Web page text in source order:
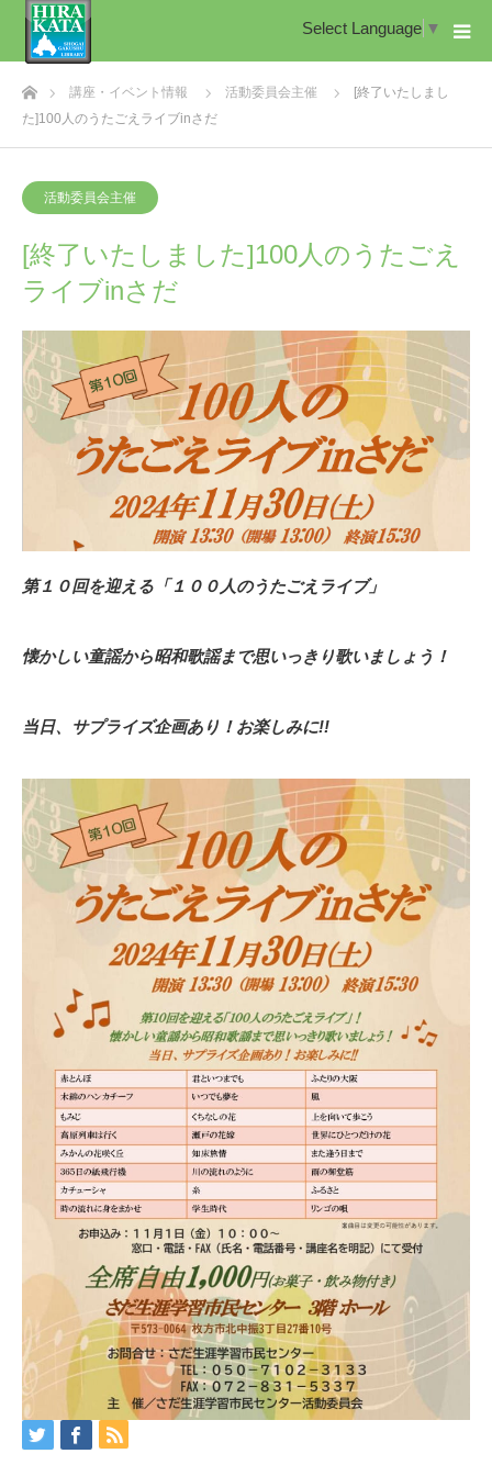
Select Language ▼
ホーム講座・イベント情報 活動委員会主催
[終了いたしまし
た]100人のうたごえライブinさだ
活動委員会主催
[終了いたしました]100人のうたごえ
ライブinさだ
第１０回を迎える「１００人のうたごえライブ」
懐かしい童謡から昭和歌謡まで思いっきり歌いましょう！
当日、サプライズ企画あり！お楽しみに!!